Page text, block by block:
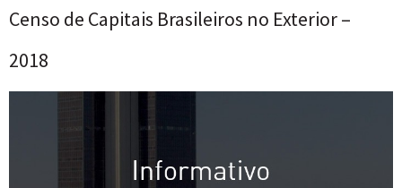
Censo de Capitais Brasileiros no Exterior –
2018